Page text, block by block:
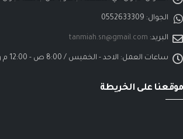
الجوال: 0552633309
البريد: tanmiah.sn@gmail.com
ساعات العمل: الاحد - الخميس / 8:00 ص - 12:00 م ومن 4:00 م - 8:30 م
موقعنا على الخريطة